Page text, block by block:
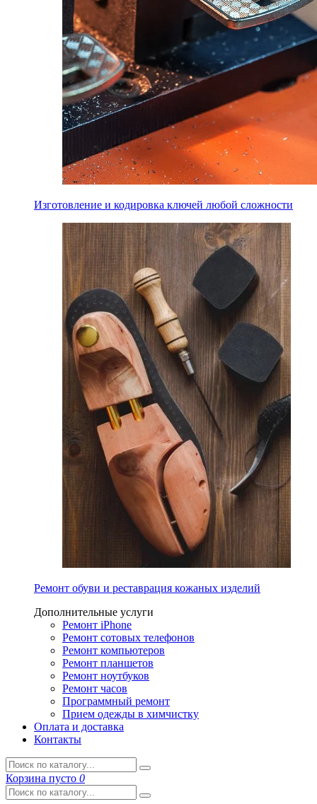
Изготовление и кодировка ключей любой сложности
Ремонт обуви и реставрация кожаных изделий
Дополнительные услуги
Ремонт iPhone
Ремонт сотовых телефонов
Ремонт компьютеров
Ремонт планшетов
Ремонт ноутбуков
Ремонт часов
Программный ремонт
Прием одежды в химчистку
Оплата и доставка
Контакты
Корзина пусто 0